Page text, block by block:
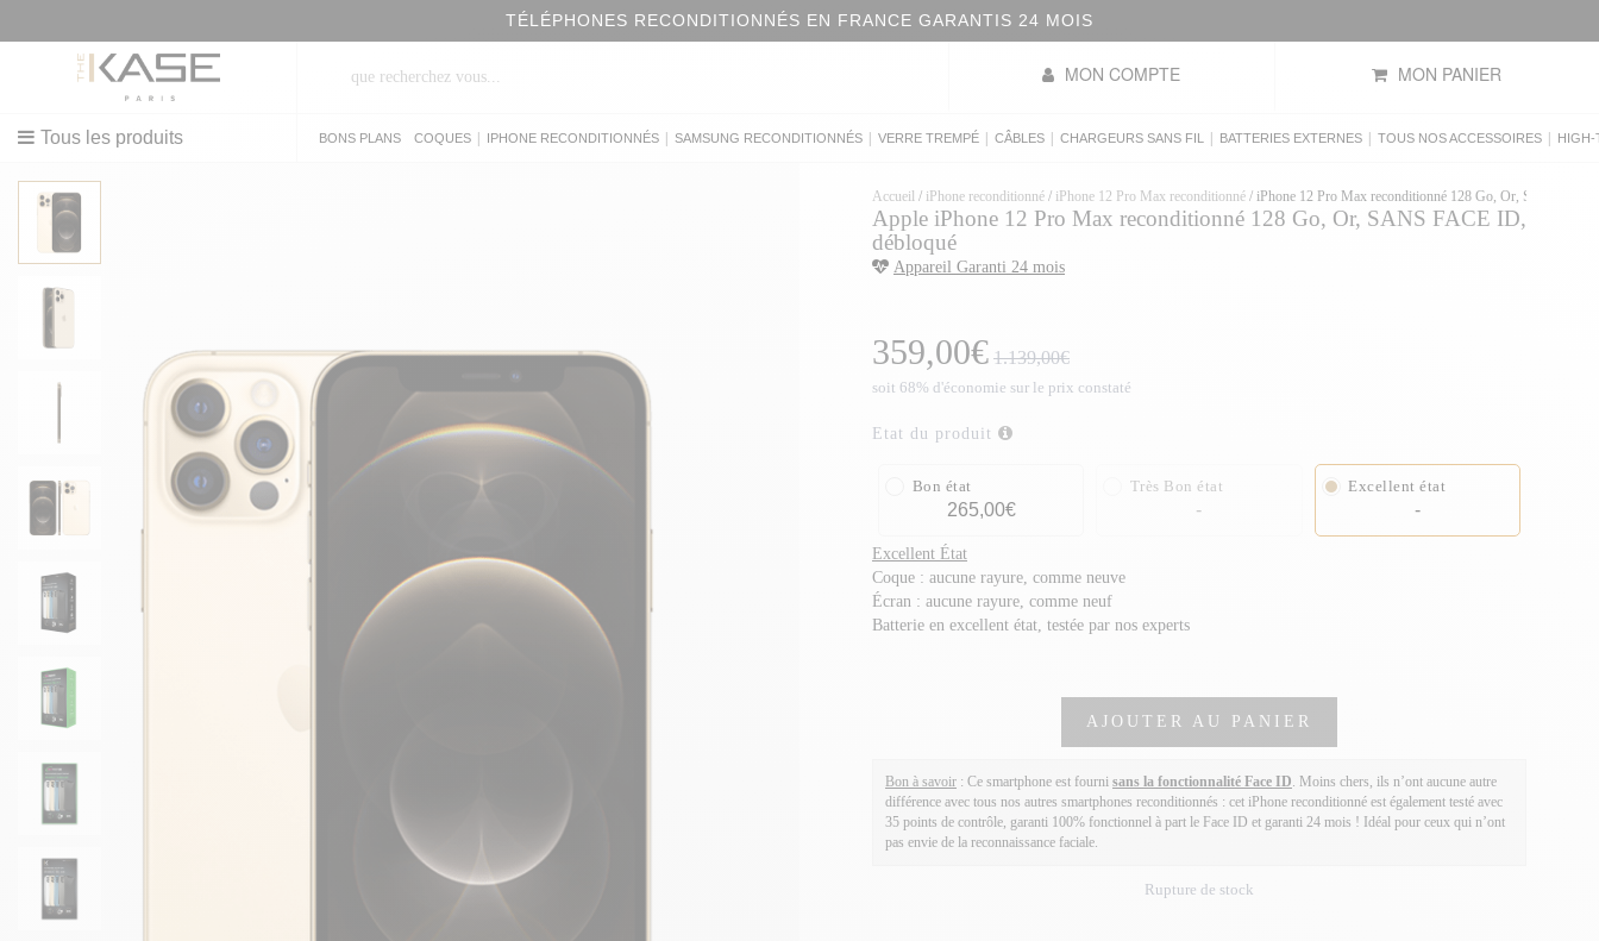
TÉLÉPHONES RECONDITIONNÉS EN FRANCE GARANTIS 24 MOIS
Tous les produits
MON COMPTE MON PANIER
BONS PLANS COQUES IPHONE RECONDITIONNÉS SAMSUNG RECONDITIONNÉS VERRE TREMPÉ CÂBLES CHARGEURS SANS FIL BATTERIES EXTERNES TOUS NOS ACCESSOIRES HIGH-
Accueil / iPhone reconditionné / iPhone 12 Pro Max reconditionné / iPhone 12 Pro Max reconditionné 128 Go, Or, SANS
Apple iPhone 12 Pro Max reconditionné 128 Go, Or, SANS FACE ID,
débloqué
Appareil Garanti 24 mois
359,00€ 1.139,00€
soit 68% d'économie sur le prix constaté
Etat du produit
Bon état
265,00€
Très Bon état
-
Excellent état
-
Excellent État
Coque : aucune rayure, comme neuve
Écran : aucune rayure, comme neuf
Batterie en excellent état, testée par nos experts
AJOUTER AU PANIER
Bon à savoir : Ce smartphone est fourni sans la fonctionnalité Face ID. Moins chers, ils n’ont aucune autre
différence avec tous nos autres smartphones reconditionnés : cet iPhone reconditionné est également testé avec
35 points de contrôle, garanti 100% fonctionnel à part le Face ID et garanti 24 mois ! Idéal pour ceux qui n’ont
pas envie de la reconnaissance faciale.
Rupture de stock